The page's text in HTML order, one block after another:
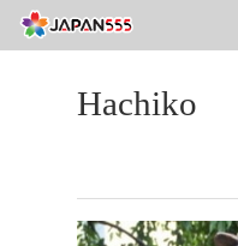
Hachiko